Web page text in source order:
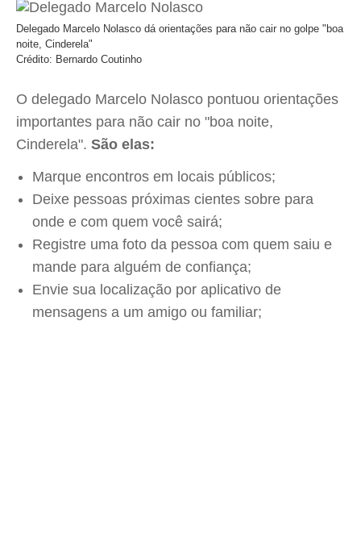
Delegado Marcelo Nolasco dá orientações para não cair no golpe "boa
noite, Cinderela"
Crédito: Bernardo Coutinho
O delegado Marcelo Nolasco pontuou orientações
importantes para não cair no "boa noite,
Cinderela". São elas:
Marque encontros em locais públicos;
Deixe pessoas próximas cientes sobre para
onde e com quem você sairá;
Registre uma foto da pessoa com quem saiu e
mande para alguém de confiança;
Envie sua localização por aplicativo de
mensagens a um amigo ou familiar;